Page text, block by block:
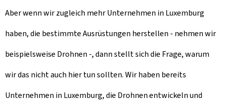
Aber wenn wir zugleich mehr Unternehmen in Luxemburg
haben, die bestimmte Ausrüstungen herstellen - nehmen wir
beispielsweise Drohnen -, dann stellt sich die Frage, warum
wir das nicht auch hier tun sollten. Wir haben bereits
Unternehmen in Luxemburg, die Drohnen entwickeln und